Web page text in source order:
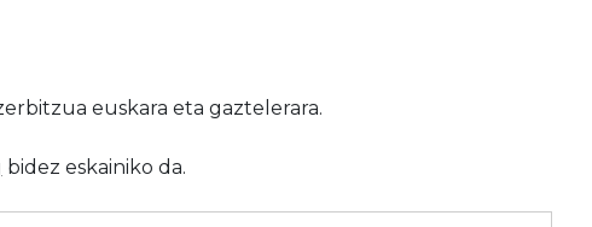
euskara eta gaztelerara.
bidez eskainiko da.